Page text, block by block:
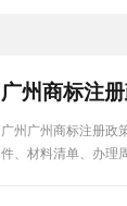
广州广州商标注册政
件、材料清单、办理